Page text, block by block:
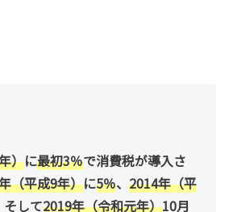
）に最初3％で消費税が導入さ
（平成9年）に5％、 2014年（平
そして2019年（令和元年）10月